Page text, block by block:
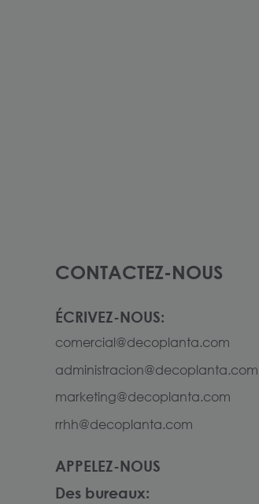
CONTACTEZ-NOUS
ÉCRIVEZ-NOUS:
comercial@decoplanta.com
administracion@decoplanta.com
marketing@decoplanta.com
rrhh@decoplanta.com
APPELEZ-NOUS
Des bureaux: